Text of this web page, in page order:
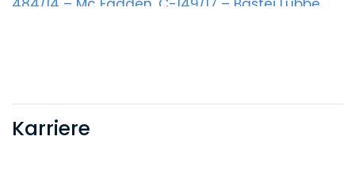
484/14 – Mc Fadden C-149/17 – Bastei Lübbe
und Verbände mit unserer Expertise.
Karriere